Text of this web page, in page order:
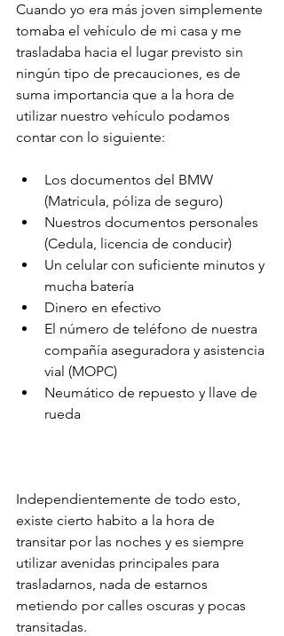
Cuando yo era más joven simplemente
tomaba el vehículo de mi casa y me
trasladaba hacia el lugar previsto sin
ningún tipo de precauciones, es de
suma importancia que a la hora de
utilizar nuestro vehículo podamos
Los documentos del BMW
(Matricula, póliza de seguro)
Nuestros documentos personales
(Cedula, licencia de conducir)
Un celular con suficiente minutos y
mucha batería
Dinero en efectivo
El número de teléfono de nuestra
compañía aseguradora y asistencia
vial (MOPC)
Neumático de repuesto y llave de
rueda
Independientemente de todo esto,
existe cierto habito a la hora de
transitar por las noches y es siempre
utilizar avenidas principales para
trasladarnos, nada de estarnos
metiendo por calles oscuras y pocas
transitadas.